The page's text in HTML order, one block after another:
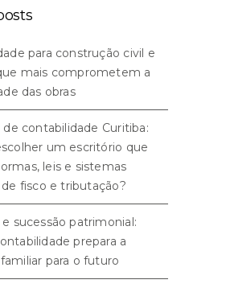
para construção civil e
mais comprometem a
das obras
de contabilidade Curitiba:
um escritório que
leis e sistemas
fisco e tributação?
sucessão patrimonial:
prepara a
para o futuro